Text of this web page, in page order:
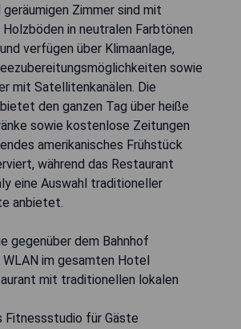
Zimmer sind mit
in neutralen Farbtönen
verfügen über Klimaanlage,
sowie
mit Satellitenkanälen. Die
den ganzen Tag über heiße
sowie kostenlose Zeitungen
amerikanisches Frühstück
während das Restaurant
eine Auswahl traditioneller
anbietet.
gegenüber dem Bahnhof
im gesamten Hotel
mit traditionellen lokalen
Fitnessstudio für Gäste